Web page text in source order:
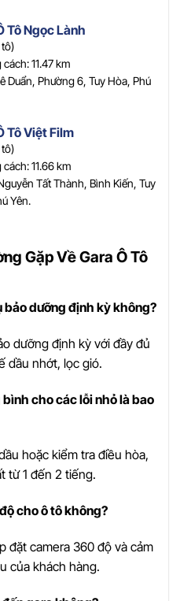
Tô Ngọc Lành
tô)
11.47 km
Duẩn, Phường 6, Tuy Hòa, Phú
Tô Việt Film
tô)
11.66 km
Tất Thành, Bình Kiến, Tuy
Yên.
Gặp Về Gara Ô Tô
dưỡng định kỳ không?
dưỡng định kỳ với đầy đủ
dầu nhớt, lọc gió.
cho các lỗi nhỏ là bao
hoặc kiểm tra điều hòa,
từ 1 đến 2 tiếng.
cho ô tô không?
đặt camera 360 độ và cảm
của khách hàng.